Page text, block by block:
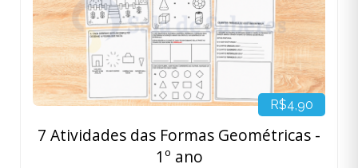
R$4,90
7 Atividades das Formas Geométricas -
1º ano